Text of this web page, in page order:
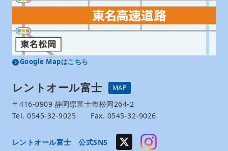
Google Mapはこちら
レントオール富士 MAP
〒416-0909 静岡県富士市松岡264-2
Tel. 0545-32-9025 Fax. 0545-32-9026
レントオール富士 公式SNS